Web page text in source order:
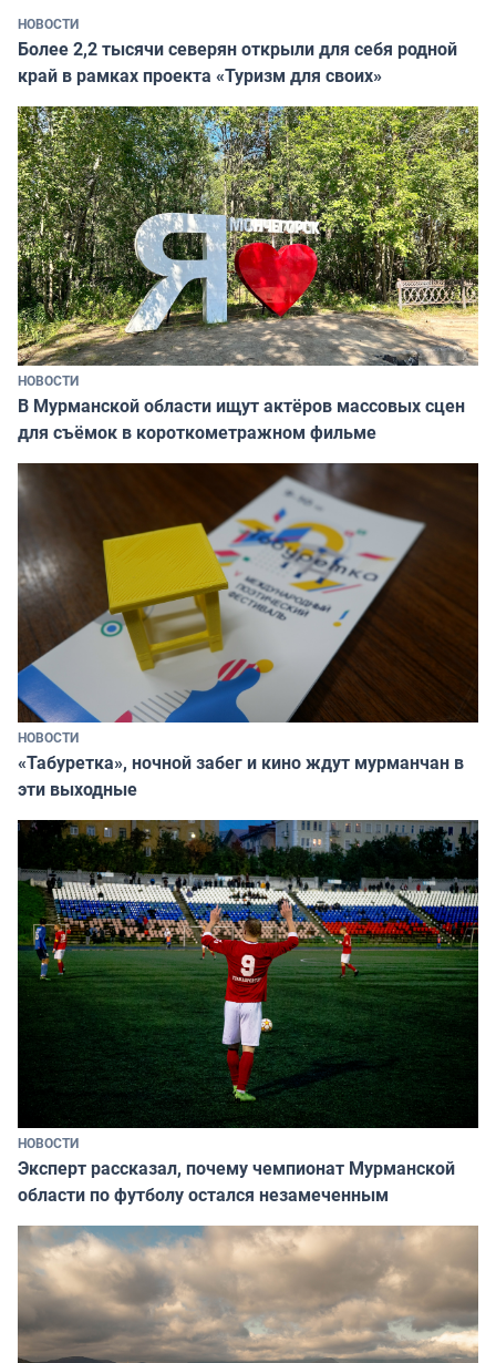
НОВОСТИ
Более 2,2 тысячи северян открыли для себя родной
край в рамках проекта «Туризм для своих»
НОВОСТИ
В Мурманской области ищут актёров массовых сцен
для съёмок в короткометражном фильме
НОВОСТИ
«Табуретка», ночной забег и кино ждут мурманчан в
эти выходные
НОВОСТИ
Эксперт рассказал, почему чемпионат Мурманской
области по футболу остался незамеченным